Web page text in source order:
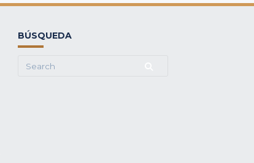
BÚSQUEDA
Search